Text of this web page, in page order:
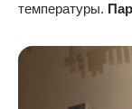
температуры.